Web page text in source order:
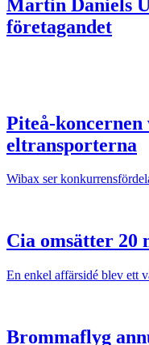
Martin Daniels
företagandet
Piteå-
eltransporterna
Wibax ser
Cia omsätter 20
En enkel affärsidé blev ett
Brommaflyg